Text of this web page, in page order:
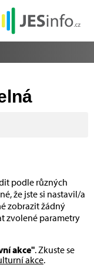
podle různých
že jste si nastavil/a
zobrazit žádný
zvolené parametry
akce". Zkuste se
akce.